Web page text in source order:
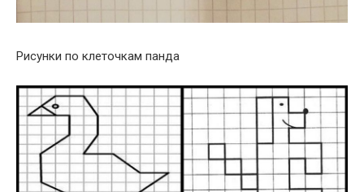
Рисунки по клеточкам панда